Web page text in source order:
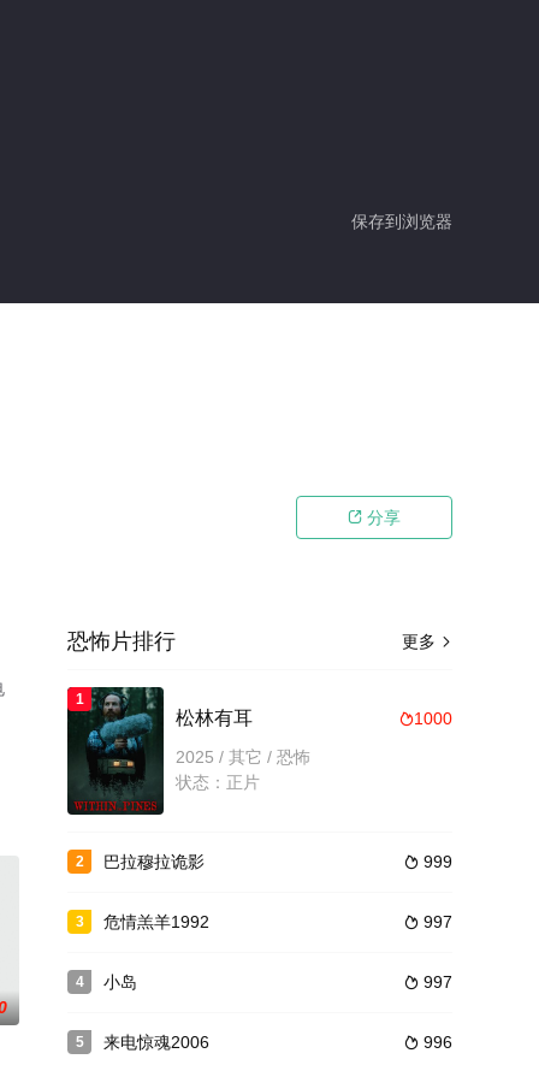
保存到浏览器
 分享
更多 
恐怖片排行
1
1000
松林有耳
2025 / 其它 / 恐怖
状态：正片
2  999
巴拉穆拉诡影
3  997
危情羔羊1992
4  997
小岛
5  996
来电惊魂2006